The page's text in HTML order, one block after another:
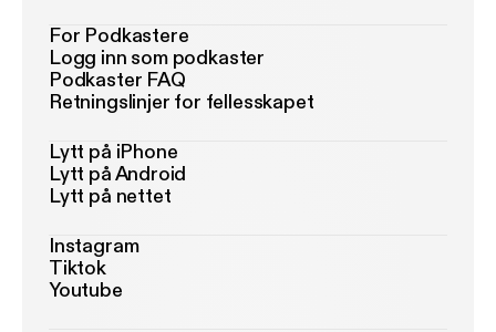
For Podkastere
Logg inn som podkaster
Podkaster FAQ
Retningslinjer for fellesskapet
Lytt på iPhone
Lytt på Android
Lytt på nettet
Instagram
Tiktok
Youtube